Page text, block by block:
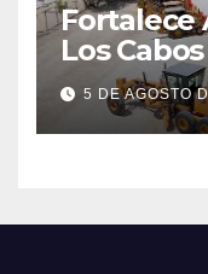
Fortalece
Los
operativa
Públicos
FISAM
5 DE AGOSTO